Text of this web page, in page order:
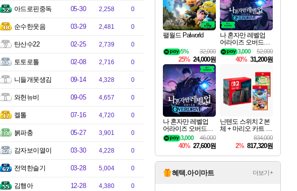
아드로핀중독 05-30 2,258 0
순수한웃음 03-29 2,481 0
탄산수22 02-25 2,739 0
토토로톨 02-08 2,716 0
니들개못생김 09-14 4,328 0
와헌뉴비 09-05 4,657 0
켈톨 07-16 4,720 0
붉파충 05-27 3,901 0
감자보이열이 03-30 4,228 0
전역한슬기 03-28 5,004 0
김행아 12-28 4,380 0
팰월드 Palworld
32,000
5%
25% 24,000원
나 혼자만 레벨업
어라이즈 오버드라
이브 디럭스 에디션
Solo Leveling Arise
Overdrive Deluxe Edi
52,000
3,000
40% 31,200원
나 혼자만 레벨업
어라이즈 오버드라
이브 Solo Leveling A
rise
46,000
3,000
40% 27,600원
닌텐도 스위치 2 본
체 + 마리오 카트 월
드 + 포켓몬 포코피
아 번들
834,000
2% 817,320원
혜택.아이마트 더보기+